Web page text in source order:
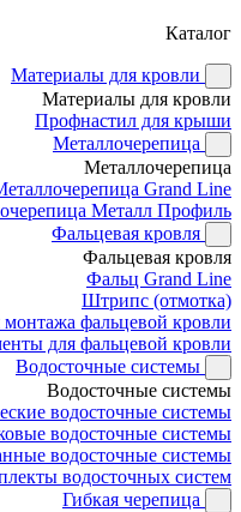
Каталог
Материалы для кровли
Материалы для кровли
Профнастил для крыши
Металлочерепица
Металлочерепица
Grand Line
Металл Профиль
Фальцевая кровля
Фальцевая кровля
Фальц Grand Line
Штрипс (отмотка)
фальцевой кровли
для фальцевой кровли
Водосточные системы
Водосточные системы
водосточные системы
водосточные системы
водосточные системы
водосточных систем
Гибкая черепица